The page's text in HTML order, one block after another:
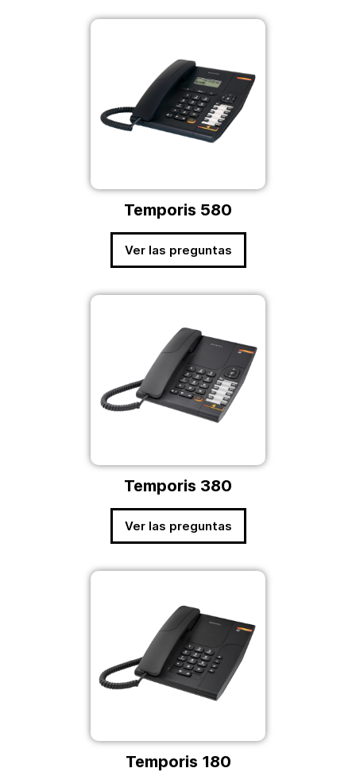
Temporis 580
Ver las preguntas
Temporis 380
Ver las preguntas
Temporis 180